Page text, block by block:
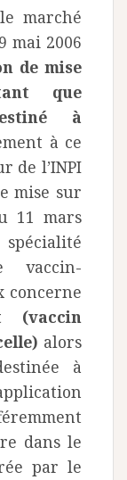
marché
mai 2006
de mise
que
à
à ce
de l’INPI
mise sur
11 mars
vaccin-
concerne
(vaccin
alors
à
dans le
par le